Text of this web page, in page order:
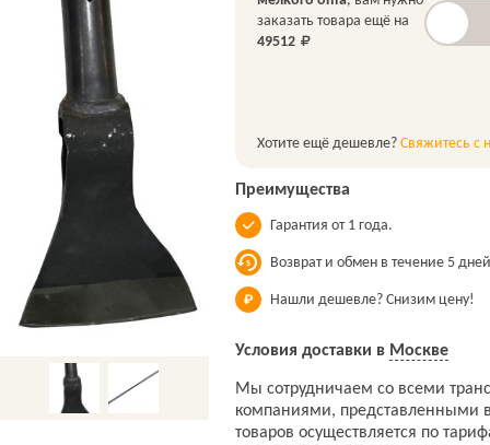
заказать товара ещё на
49512
Хотите ещё дешевле? Свяжитесь с
Преимущества
Гарантия от 1 года.
Возврат и обмен в течение 5
Нашли дешевле? Снизим цену!
Условия доставки в Москве
Мы сотрудничаем со всеми
компаниями, представленными
товаров осуществляется по